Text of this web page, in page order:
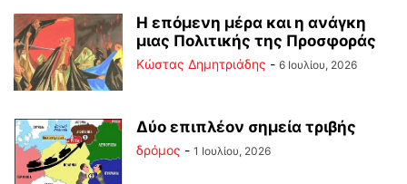
Η επόμενη μέρα και η ανάγκη
μιας Πολιτικής της Προσφοράς
Kώστας Δημητριάδης - 6 Ιουλίου, 2026
Δύο επιπλέον σημεία τριβής
δρόμος - 1 Ιουλίου, 2026